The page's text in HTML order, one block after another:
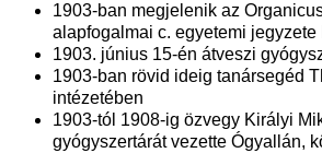
1903-ban megjelenik az
alapfogalmai c. egyetemi jegyzete
1903. június 15-én átveszi
1903-ban rövid ideig tanársegéd
intézetében
1903-tól 1908-ig özvegy Királyi
gyógyszertárát vezette Ógyallán,